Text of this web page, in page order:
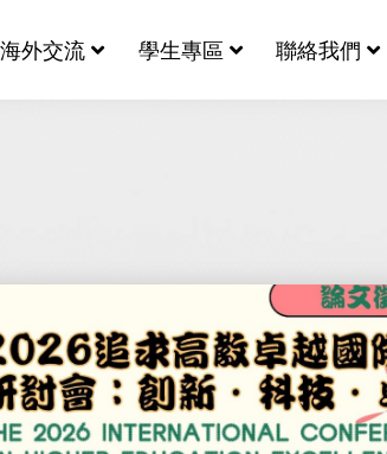
海外交流 學生專區 聯絡我們